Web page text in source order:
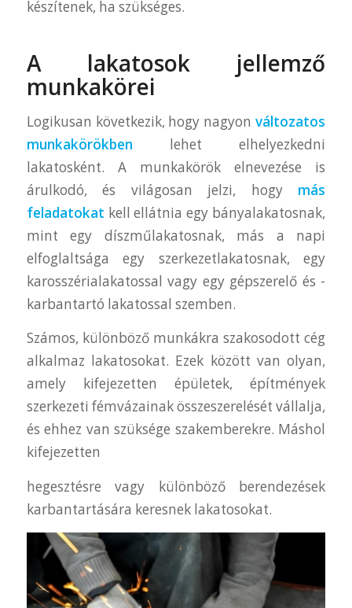
készítenek, ha szükséges.
A lakatosok jellemző
munkakörei
Logikusan következik, hogy nagyonváltozatos
munkakörökben lehet elhelyezkedni
lakatosként. A munkakörök elnevezése is
árulkodó, és világosan jelzi, hogy más
feladatokat kell ellátnia egy bányalakatosnak,
mint egy díszműlakatosnak, más a napi
elfoglaltsága egy szerkezetlakatosnak, egy
karosszérialakatossal vagy egy gépszerelő és -
karbantartó lakatossal szemben.
Számos, különböző munkákra szakosodott cég
alkalmaz lakatosokat. Ezek között van olyan,
amely kifejezetten épületek, építmények
szerkezeti fémvázainak összeszerelését vállalja,
és ehhez van szüksége szakemberekre. Máshol
kifejezetten
hegesztésre vagy különböző berendezések
karbantartására keresnek lakatosokat.